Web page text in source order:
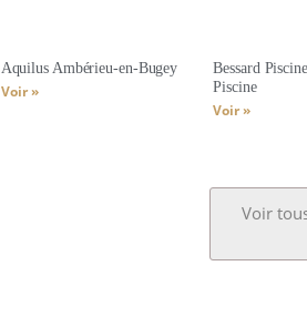
Aquilus Ambérieu-en-Bugey
Voir »
Bessard
Piscine
Voir »
Voir